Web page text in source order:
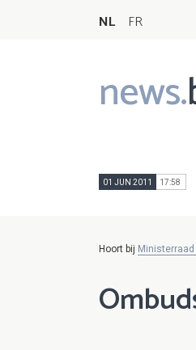
NL FR
news.
Main
navigation
01 JUN 2011 17:58
Hoort bij Ministerraad